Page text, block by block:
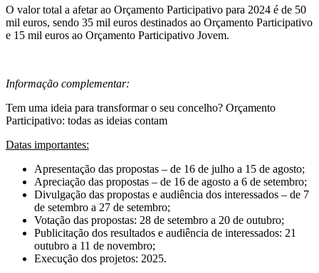
O valor total a afetar ao Orçamento Participativo para 2024 é de 50
mil euros, sendo 35 mil euros destinados ao Orçamento Participativo
e 15 mil euros ao Orçamento Participativo Jovem.
Informação complementar:
Tem uma ideia para transformar o seu concelho? Orçamento
Participativo: todas as ideias contam
Datas importantes:
Apresentação das propostas – de 16 de julho a 15 de agosto;
Apreciação das propostas – de 16 de agosto a 6 de setembro;
Divulgação das propostas e audiência dos interessados – de 7
de setembro a 27 de setembro;
Votação das propostas: 28 de setembro a 20 de outubro;
Publicitação dos resultados e audiência de interessados: 21
outubro a 11 de novembro;
Execução dos projetos: 2025.